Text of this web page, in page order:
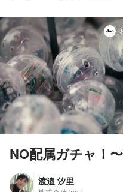
NO配属ガチャ！
渡邉 汐里